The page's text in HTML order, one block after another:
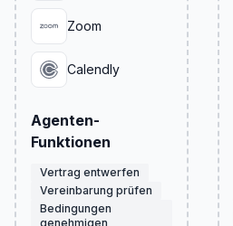
Zoom
Calendly
Agenten-
Funktionen
Vertrag entwerfen
Vereinbarung prüfen
Bedingungen
genehmigen